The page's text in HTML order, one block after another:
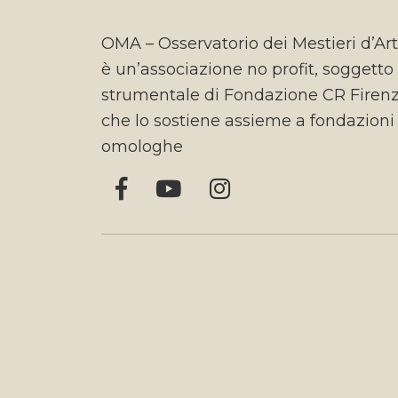
OMA – Osservatorio dei Mestieri
è un’associazione no profit, soggetto
strumentale di Fondazione CR
che lo sostiene assieme a fondazioni
omologhe